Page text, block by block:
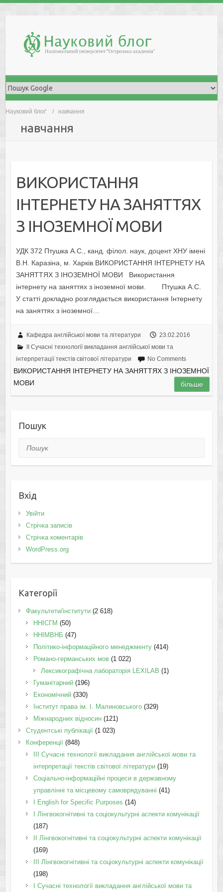
Науковий блоґ навчання
навчання
ВИКОРИСТАННЯ
ІНТЕРНЕТУ НА ЗАНЯТТЯХ
З ІНОЗЕМНОЇ МОВИ
УДК 372 Птушка А.С., канд. філол. наук, доцент ХНУ імені
В.Н. Каразіна, м. Харків ВИКОРИСТАННЯ ІНТЕРНЕТУ НА
ЗАНЯТТЯХ З ІНОЗЕМНОЇ МОВИ Використання
інтернету на заняттях з іноземної мови. Птушка А.С.
У статті докладно розглядається використання Інтернету
на заняттях з іноземної…
Кафедра англійської мови та літератури
23.02.2016
II Cучасні технології викладання англійської мови та
інтерпретації текстів світової літератури
No Comments
ВИКОРИСТАННЯ ІНТЕРНЕТУ НА ЗАНЯТТЯХ З ІНОЗЕМНОЇ
МОВИ
більше
Пошук
Пошук
Вхід
Увійти
Стрічка записів
Стрічка коментарів
WordPress.org
Категорії
Факультети/інститути(2 618)
ННІСГМ (50)
ННІМВНБ (47)
Політико-інформаційного менеджменту(414)
Романо-германських мов(1 022)
Лексикографічна лабораторія LEXILAB (1)
Гуманітарний(196)
Економічний(330)
Інститут права ім. І. Малиновського(329)
Міжнародних відносин(121)
Студентські публікації(1 023)
Конференції(848)
III Сучасні технології викладання англійської мови та
інтерпретації текстів світової літератури(19)
Соціально-інформаційні процеси в державному
управлінні та місцевому самоврядуванні (41)
І English for Specific Purposes (14)
I Лінгвокогнітивні та соціокультурні аспекти комунікації
(187)
IІ Лінгвокогнітивні та соціокультурні аспекти комунікації
(169)
IІI Лінгвокогнітивні та соціокультурні аспекти комунікації
(198)
I Cучасні технології викладання англійської мови та